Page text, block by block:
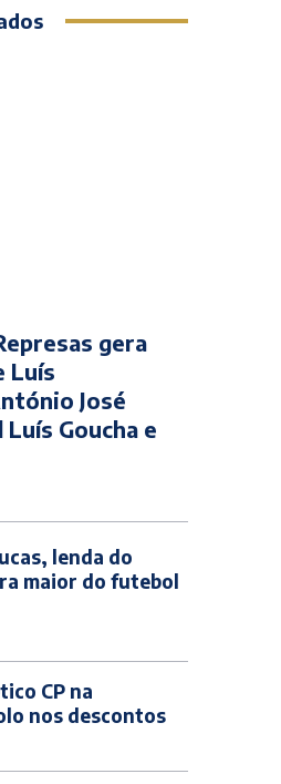
gera
Luís
José
Goucha e
lenda do
maior do futebol
CP na
nos descontos